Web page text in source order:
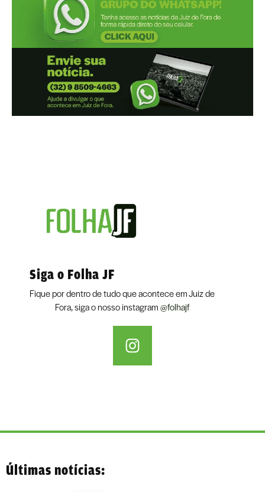
Siga o Folha JF
Fique por dentro de tudo que acontece em Juiz de
Fora, siga o nosso instagram@folhajf
Últimas notícias: